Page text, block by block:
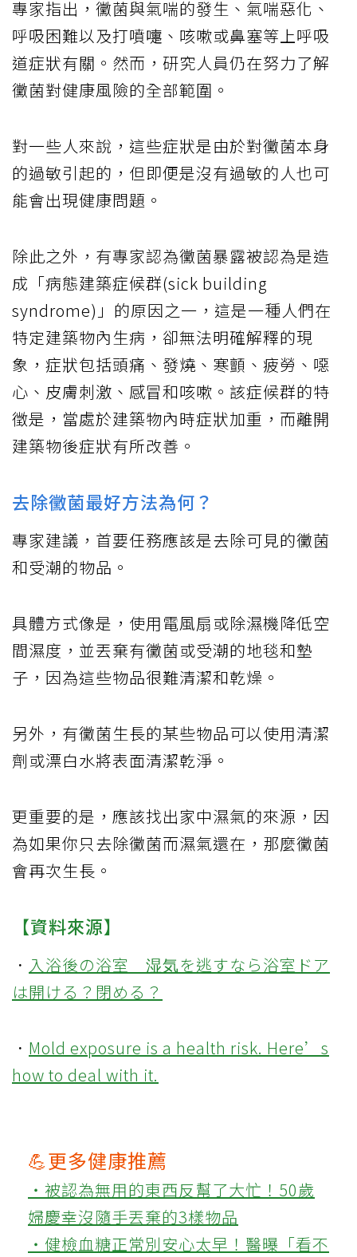
專家指出，黴菌與氣喘的發生、氣喘惡化、
呼吸困難以及打噴嚏、咳嗽或鼻塞等上呼吸
道症狀有關。然而，研究人員仍在努力了解
黴菌對健康風險的全部範圍。
對一些人來說，這些症狀是由於對黴菌本身
的過敏引起的，但即便是沒有過敏的人也可
能會出現健康問題。
除此之外，有專家認為黴菌暴露被認為是造
成「病態建築症候群(sick building
syndrome)」的原因之一，這是一種人們在
特定建築物內生病，卻無法明確解釋的現
象，症狀包括頭痛、發燒、寒顫、疲勞、噁
心、皮膚刺激、感冒和咳嗽。該症候群的特
徵是，當處於建築物內時症狀加重，而離開
建築物後症狀有所改善。
去除黴菌最好方法為何？
專家建議，首要任務應該是去除可見的黴菌
和受潮的物品。
具體方式像是，使用電風扇或除濕機降低空
間濕度，並丟棄有黴菌或受潮的地毯和墊
子，因為這些物品很難清潔和乾燥。
另外，有黴菌生長的某些物品可以使用清潔
劑或漂白水將表面清潔乾淨。
更重要的是，應該找出家中濕氣的來源，因
為如果你只去除黴菌而濕氣還在，那麼黴菌
會再次生長。
【資料來源】
． 入浴後の浴室 湿気を逃すなら浴室ドア
は開ける？閉める？
． Mold exposure is a health risk. Here’s
how to deal with it.
💪更多健康推薦
‧被認為無用的東西反幫了大忙！50歲
婦慶幸沒隨手丟棄的3樣物品
‧健檢血糖正常別安心太早！醫曝「看不